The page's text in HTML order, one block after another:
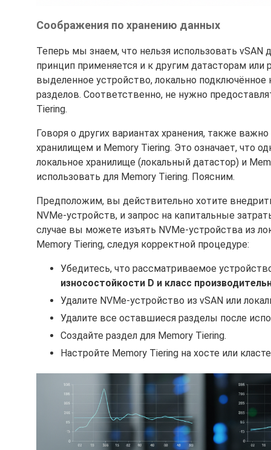
Соображения по хранению данных
Теперь мы знаем, что нельзя использовать vSAN
принцип применяется и к другим датасторам
выделенное устройство, локально
разделов. Соответственно, не нужно
Tiering.
Говоря о других вариантах хранения, также
хранилищем и Memory Tiering. Это означает, что
локальное хранилище (локальный датастор) и
использовать для Memory Tiering. Поясним.
Предположим, вы действительно хотите
NVMe-устройств, и запрос на капитальные
случае вы можете изъять NVMe-устройства из
Memory Tiering, следуя корректной процедуре:
Убедитесь, что рассматриваемое
износостойкости D и класс
Удалите NVMe-устройство из vSAN или
Удалите все оставшиеся разделы после
Создайте раздел для Memory Tiering.
Настройте Memory Tiering на хосте или